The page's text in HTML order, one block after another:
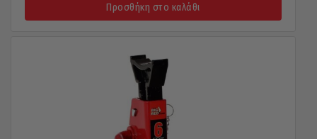
Προσθήκη στο καλάθι